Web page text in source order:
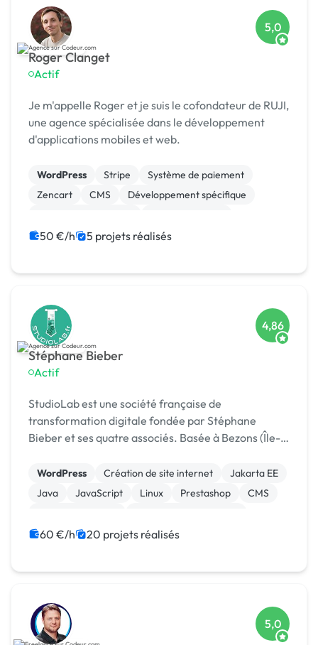
Roger Clanget
Actif
5,0
Je m'appelle Roger et je suis le cofondateur de RUJI,
une agence spécialisée dans le développement
d'applications mobiles et web.
WordPress Stripe
Système de paiement
Zencart
CMS
Développement spécifique
Landing page
Migration ou refonte de site
50 €/h 5 projets réalisés
Stéphane Bieber
Actif
4,86
StudioLab est une société française de
transformation digitale fondée par Stéphane
Bieber et ses quatre associés. Basée à Bezons (Île-
ans les entrepr
WordPress Création de site internet
Jakarta EE
Java
JavaScript Linux Prestashop
CMS
60 €/h 20 projets réalisés
5,0